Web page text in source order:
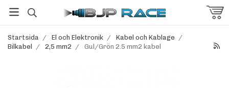
Startsida / El och Elektronik / Kabel och Kablage /
Bilkabel
/ 2,5 mm2 / Gul/Grön 2.5 mm2 kabel